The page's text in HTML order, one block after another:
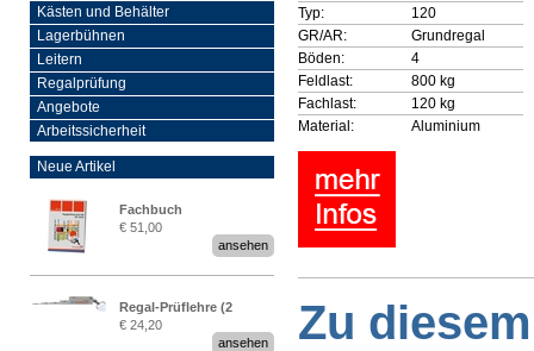
Kästen und Behälter
Lagerbühnen
Leitern
Regalprüfung
Angebote
Arbeitssicherheit
Neue Artikel
Fachbuch
„Regalprüfung nach DIN
€ 51,00
ansehen
Regal-Prüflehre (2
Stück)
€ 24,20
ansehen
Typ:
120
GR/AR:
Grundregal
Böden:
4
Feldlast:
800 kg
Fachlast:
120 kg
Material:
Aluminium
Zu